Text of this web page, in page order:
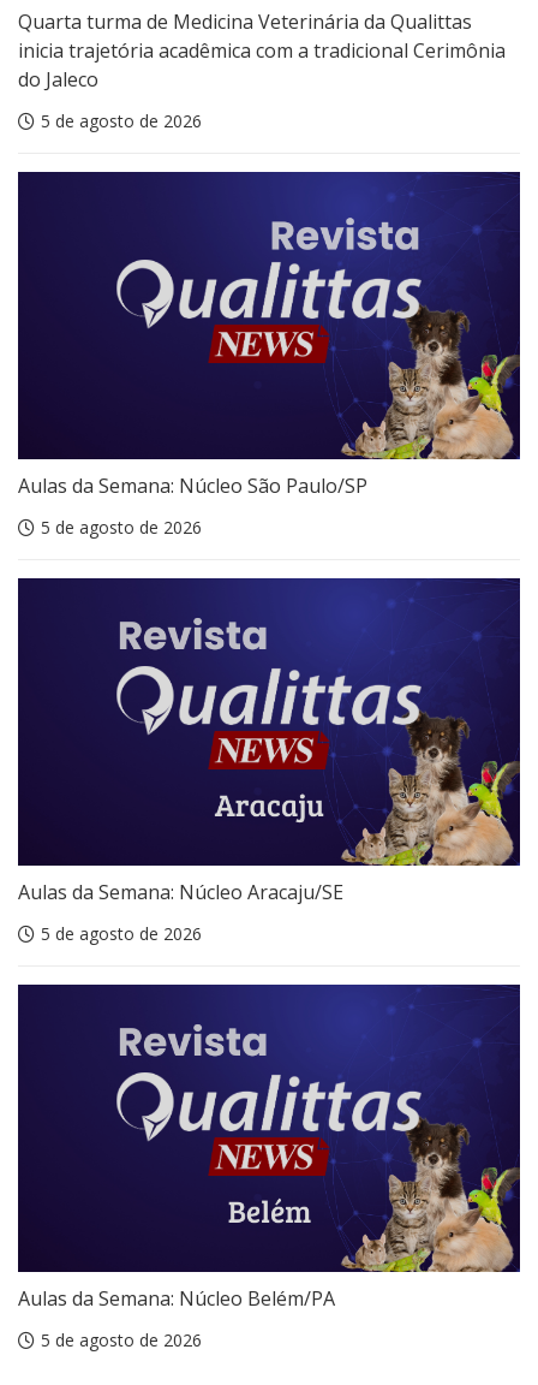
Quarta turma de Medicina Veterinária da Qualittas
inicia trajetória acadêmica com a tradicional Cerimônia
do Jaleco
5 de agosto de 2026
Aulas da Semana: Núcleo São Paulo/SP
5 de agosto de 2026
Aulas da Semana: Núcleo Aracaju/SE
5 de agosto de 2026
Aulas da Semana: Núcleo Belém/PA
5 de agosto de 2026